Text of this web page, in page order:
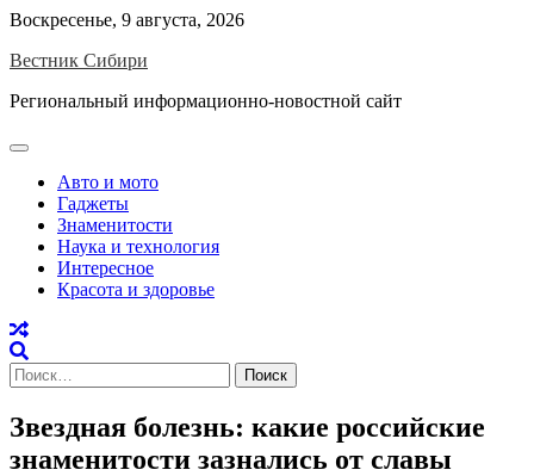
Skip
content
Воскресенье, 9 августа, 2026
Вестник Сибири
Региональный информационно-новостной сайт
Авто и мото
Гаджеты
Знаменитости
Наука и технология
Интересное
Красота и здоровье
Найти:
Звездная болезнь: какие российские
знаменитости зазнались от славы